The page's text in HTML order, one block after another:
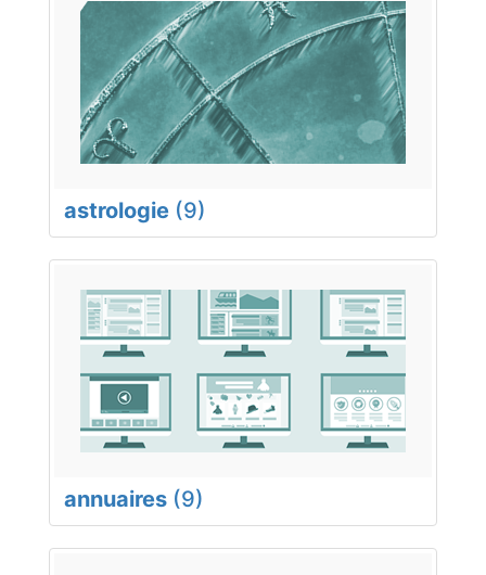
astrologie (9)
annuaires (9)